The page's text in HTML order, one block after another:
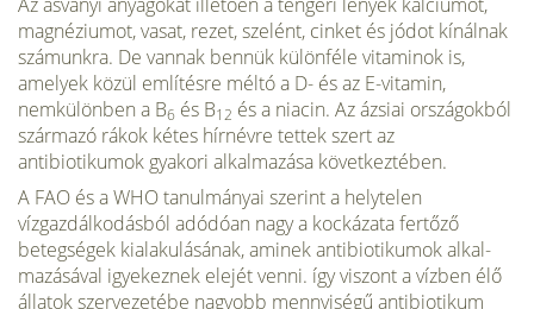
magnéziumot, vasat, rezet, szelént, cinket és jódot kínálnak
számunkra. De vannak ben­nük különféle vitaminok is,
amelyek közül említésre mél­tó a D- és az E-vitamin,
nemkülönben a B6 és B12 és a niacin. Az ázsiai országokból
származó rákok kétes hírnévre tettek szert az
antibiotikumok gyakori alkalmazása követ­keztében.
A FAO és a WHO tanulmányai szerint a helyte­len
vízgazdálkodásból adódóan nagy a kockázata fertőző
betegségek kialakulásának, aminek antibiotikumok alkal­
mazásával igyekeznek elejét venni. így viszont a vízben élő
állatok szervezetébe nagyobb mennyiségű antibioti­kum